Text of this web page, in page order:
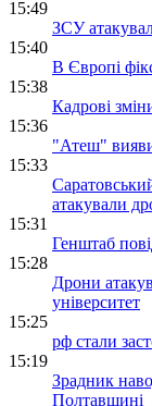
15:49
ЗСУ
15:40
В Європі
15:38
Кадрові
15:36
"Атеш"
15:33
атакували
15:31
Генштаб
15:28
Дрони
університет
15:25
рф стали
15:19
Зрадник
Полтавщині